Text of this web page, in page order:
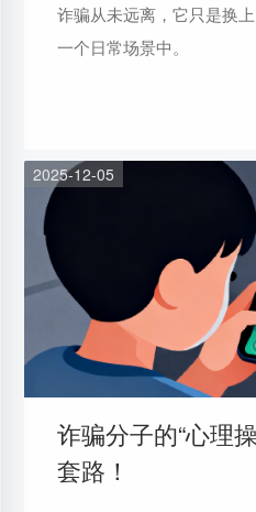
诈骗从未远离，它只是换
一个日常场景中。
2025-12-05
诈骗分子的“心理
套路！